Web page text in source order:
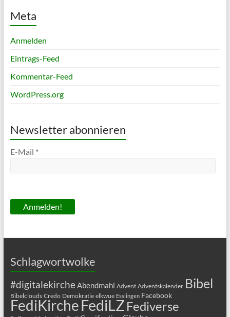
Meta
Anmelden
Eintrags-Feed
Kommentar-Feed
WordPress.org
Newsletter abonnieren
E-Mail *
Schlagwortwolke
#digitalekircheAbendmahl Advent Adventskalender Bibel
Bibelclouds Credo Demokratie elkwue Esslingen Facebook
FediKircheFediLZ Fediverse